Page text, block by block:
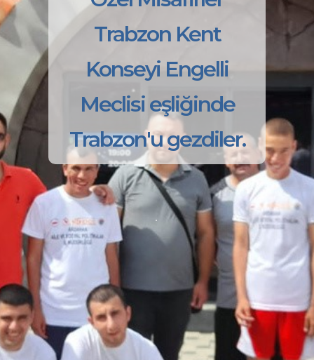
ÇALIŞMA GRUPLARI
İLETİŞİM
Trabzon Kent
Konseyi Engelli
Meclisi eşliğinde
Trabzon'u gezdiler.